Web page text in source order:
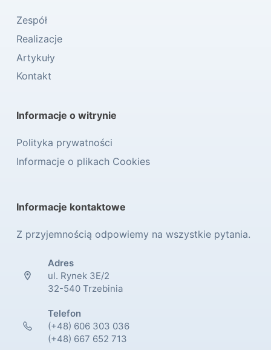
Zespół
Realizacje
Artykuły
Kontakt
Informacje o witrynie
Polityka prywatności
Informacje o plikach Cookies
Informacje kontaktowe
Z przyjemnością odpowiemy na wszystkie pytania.
Adres
ul. Rynek 3E/2
32-540 Trzebinia
Telefon
(+48) 606 303 036
(+48) 667 652 713